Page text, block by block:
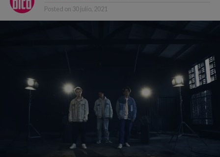
Posted on 30 julio, 2021